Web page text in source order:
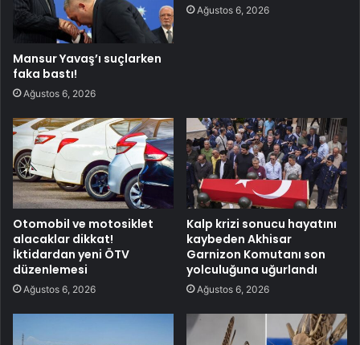
Mansur Yavaş’ı suçlarken
faka bastı!
Ağustos 6, 2026
Ağustos 6, 2026
Otomobil ve motosiklet
alacaklar dikkat!
İktidardan yeni ÖTV
düzenlemesi
Ağustos 6, 2026
Kalp krizi sonucu hayatını
kaybeden Akhisar
Garnizon Komutanı son
yolculuğuna uğurlandı
Ağustos 6, 2026